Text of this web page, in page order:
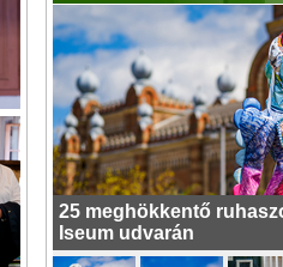
25 meghökkentő
Iseum udvarán